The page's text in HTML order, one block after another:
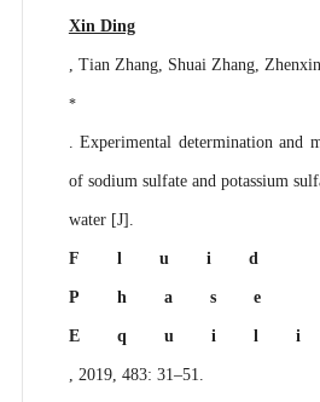
Xin Ding
, Tian Zhang, Shuai Zhang,
*
. Experimental determination and
of sodium sulfate and potassium
water [J].
Fluid
Phase
, 2019, 483: 31–51.